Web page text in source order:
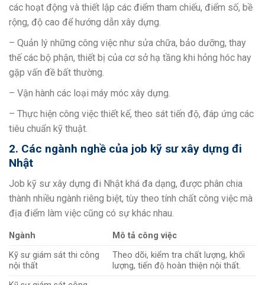
các hoạt động và thiết lập các điểm tham chiếu, điểm số, bề
rộng, độ cao để hướng dẫn xây dựng.
– Quản lý những công việc như sửa chữa, bảo dưỡng, thay
thế các bộ phận, thiết bị của cơ sở hạ tầng khi hỏng hóc hay
gặp vấn đề bất thường.
– Vận hành các loại máy móc xây dựng.
– Thực hiện công việc thiết kế, theo sát tiến độ, đáp ứng các
tiêu chuẩn kỹ thuật.
2. Các ngành nghề của job kỹ sư xây dựng đi
Nhật
Job kỹ sư xây dựng đi Nhật khá đa dạng, được phân chia
thành nhiều ngành riêng biệt, tùy theo tính chất công việc mà
địa điểm làm việc cũng có sự khác nhau.
Ngành
Mô tả công việc
Kỹ sư giám sát thi công
nội thất
Theo dõi, kiểm tra chất lượng, khối
lượng, tiến độ hoàn thiện nội thất.